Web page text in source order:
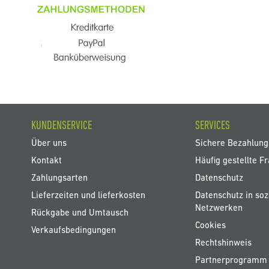
KUNDENSERVICE
Über uns
Kontakt
Zahlungsarten
Lieferzeiten und lieferkosten
Rückgabe und Umtausch
Verkaufsbedingungen
SERVICES
Sichere Bezahlung
Häufig gestellte
Datenschutz
Datenschutz in
Netzwerken
Cookies
Rechtshinweis
Partnerprogramm